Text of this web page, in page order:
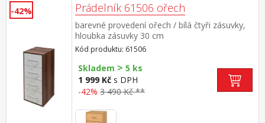
-42% Prádelník 61506 ořech
barevné provedení ořech / bílá čtyři zásuvky,
hloubka zásuvky 30 cm
Kód produktu: 61506
Skladem > 5 ks
1 999 Kč s DPH
-42% 3 490 Kč **